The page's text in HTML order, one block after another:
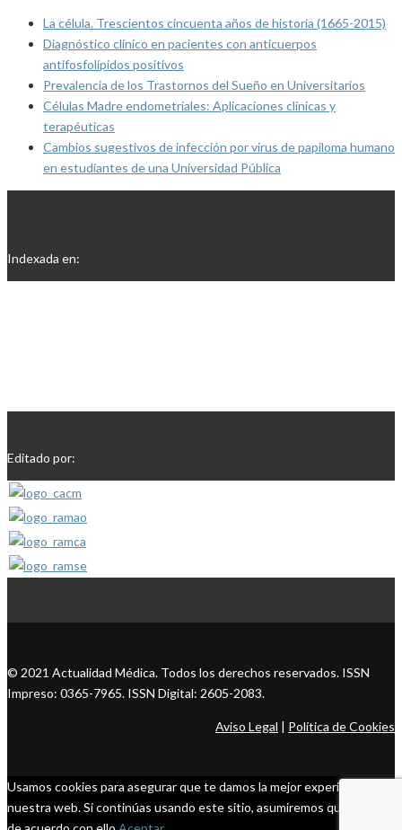
La célula. Trescientos cincuenta años de historia (1665-2015)
Diagnóstico clínico en pacientes con anticuerpos
antifosfolípidos positivos
Prevalencia de los Trastornos del Sueño en Universitarios
Células Madre endometriales: Aplicaciones clínicas y
terapéuticas
Cambios sugestivos de infección por virus de papiloma humano
en estudiantes de una Universidad Pública
Indexada en:
Editado por:
© 2021 Actualidad Médica. Todos los derechos reservados. ISSN
Impreso: 0365-7965. ISSN Digital: 2605-2083.
Aviso Legal | Política de Cookies
Usamos cookies para asegurar que te damos la mejor experiencia en
nuestra web. Si continúas usando este sitio, asumiremos que estás